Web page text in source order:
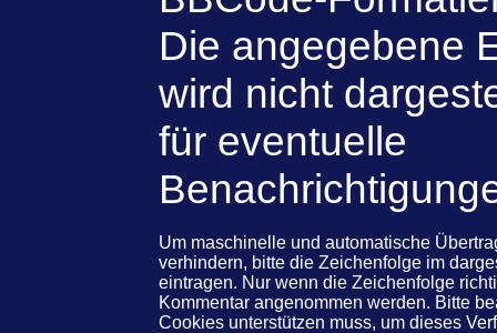
Die angegebene
wird nicht
für eventuelle
Um maschinelle und automatische
verhindern, bitte die Zeichenfolge im
eintragen. Nur wenn die Zeichenfolge
Kommentar angenommen werden. Bitte
Cookies unterstützen muss, um dieses